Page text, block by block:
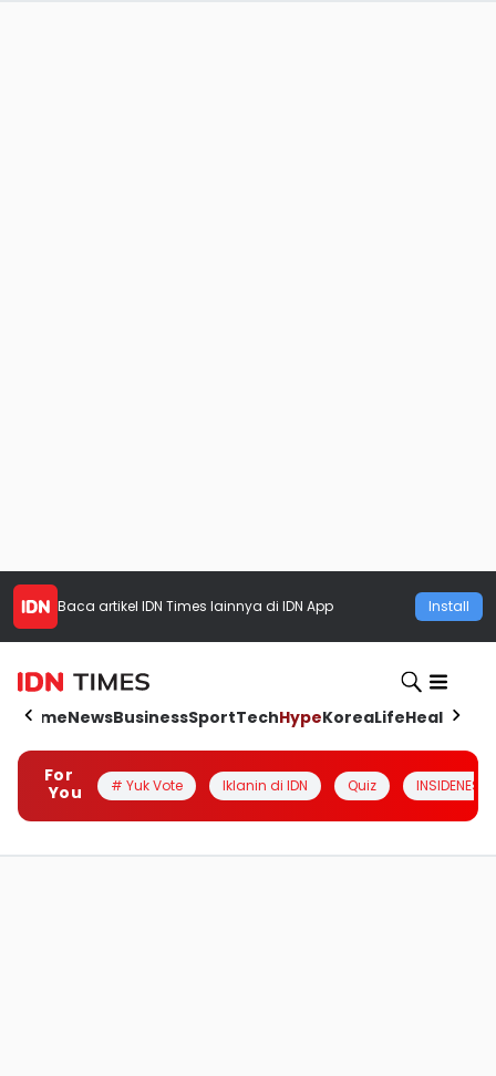
Baca artikel IDN Times lainnya di IDN App Install
HomeNewsBusinessSportTechHypeKoreaLifeHealth
For
You
# Yuk Vote Iklanin di IDN Quiz INSIDENESIA